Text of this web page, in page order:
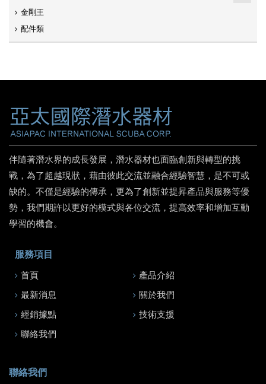
金剛王
配件類
伴隨著潛水界的成長發展，潛水器材也面臨創新與轉型的挑
戰，為了超越現狀，藉由彼此交流並融合經驗智慧，是不可或
缺的。不僅是經驗的傳承，更為了創新並提昇產品與服務等優
勢，我們期許以更好的模式與各位交流，提高效率和增加互動
學習的機會。
服務項目
首頁 產品介紹
最新消息 關於我們
經銷據點 技術支援
聯絡我們
聯絡我們